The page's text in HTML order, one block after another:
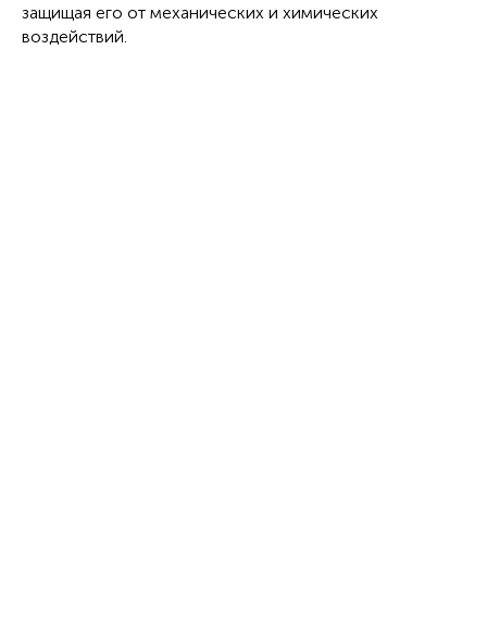
защищая его от механических и химических
воздействий.